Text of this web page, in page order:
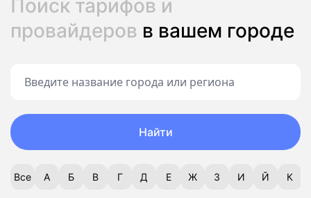
Поиск тарифов и
провайдеров в вашем городе
Найти
Все А Б В Г Д Е Ж З И Й К